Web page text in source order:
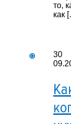
то,
как
30